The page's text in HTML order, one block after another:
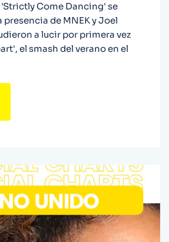
'Strictly Come Dancing' se
presencia de MNEK y Joel
a lucir por primera vez
el smash del verano en el